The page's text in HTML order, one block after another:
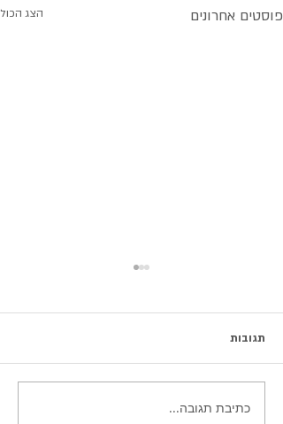
פוסטים אחרונים הצג הכול
עוגת פרג שוקולד בחושה
תגובות
כתיבת תגובה...